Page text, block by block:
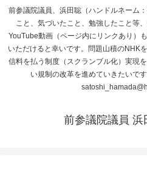
前参議院議員、浜田聡（ハンドルネーム
こと、気づいたこと、勉強したこと等
YouTube動画（ページ内にリンクあり）
いただけると幸いです。問題山積のNHK
信料を払う制度（スクランブル化）実現
い規制の改革を進めていきたいで
前参議院議員 浜